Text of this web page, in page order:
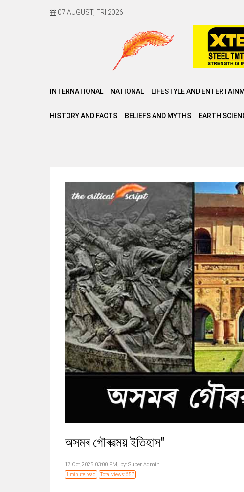
07 AUGUST, FRI 2026
INTERNATIONAL NATIONAL LIFESTYLE AND
HISTORY AND FACTS BELIEFS AND MYTHS EARTH
অসমৰ গৌৰৱময় ইতিহাস"
17 Oct,2025 03:00 PM, by: Super Admin
1 minute read Total views: 657